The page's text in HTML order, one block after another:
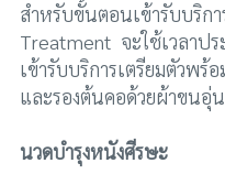
สำหรับขั้นตอนเข้ารับ
Treatment จะใช้เวลา
เข้ารับบริการเตรียมตัว
และรองต้นคอด้วยผ้าขนอุ่
นวดบำรุงหนังศีรษะ